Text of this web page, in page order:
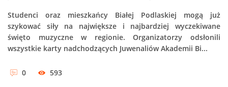
Studenci oraz mieszkańcy Białej Podlaskiej mogą już
szykować siły na największe i najbardziej wyczekiwane
święto muzyczne w regionie. Organizatorzy odsłonili
wszystkie karty nadchodzących Juwenaliów Akademii Bi...
0 593